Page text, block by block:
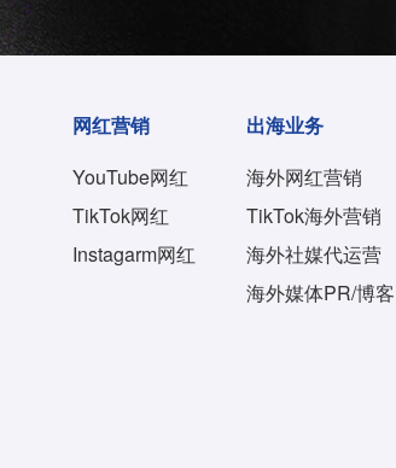
网红营销
YouTube网红
TikTok网红
Instagarm网红
出海业务
海外网红营销
TikTok海外营销
海外社媒代运营
海外媒体PR/博客